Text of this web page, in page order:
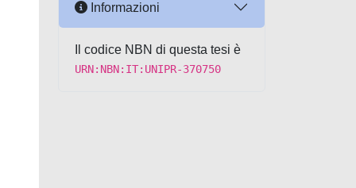
Informazioni
Il codice NBN di questa tesi è
URN:NBN:IT:UNIPR-370750